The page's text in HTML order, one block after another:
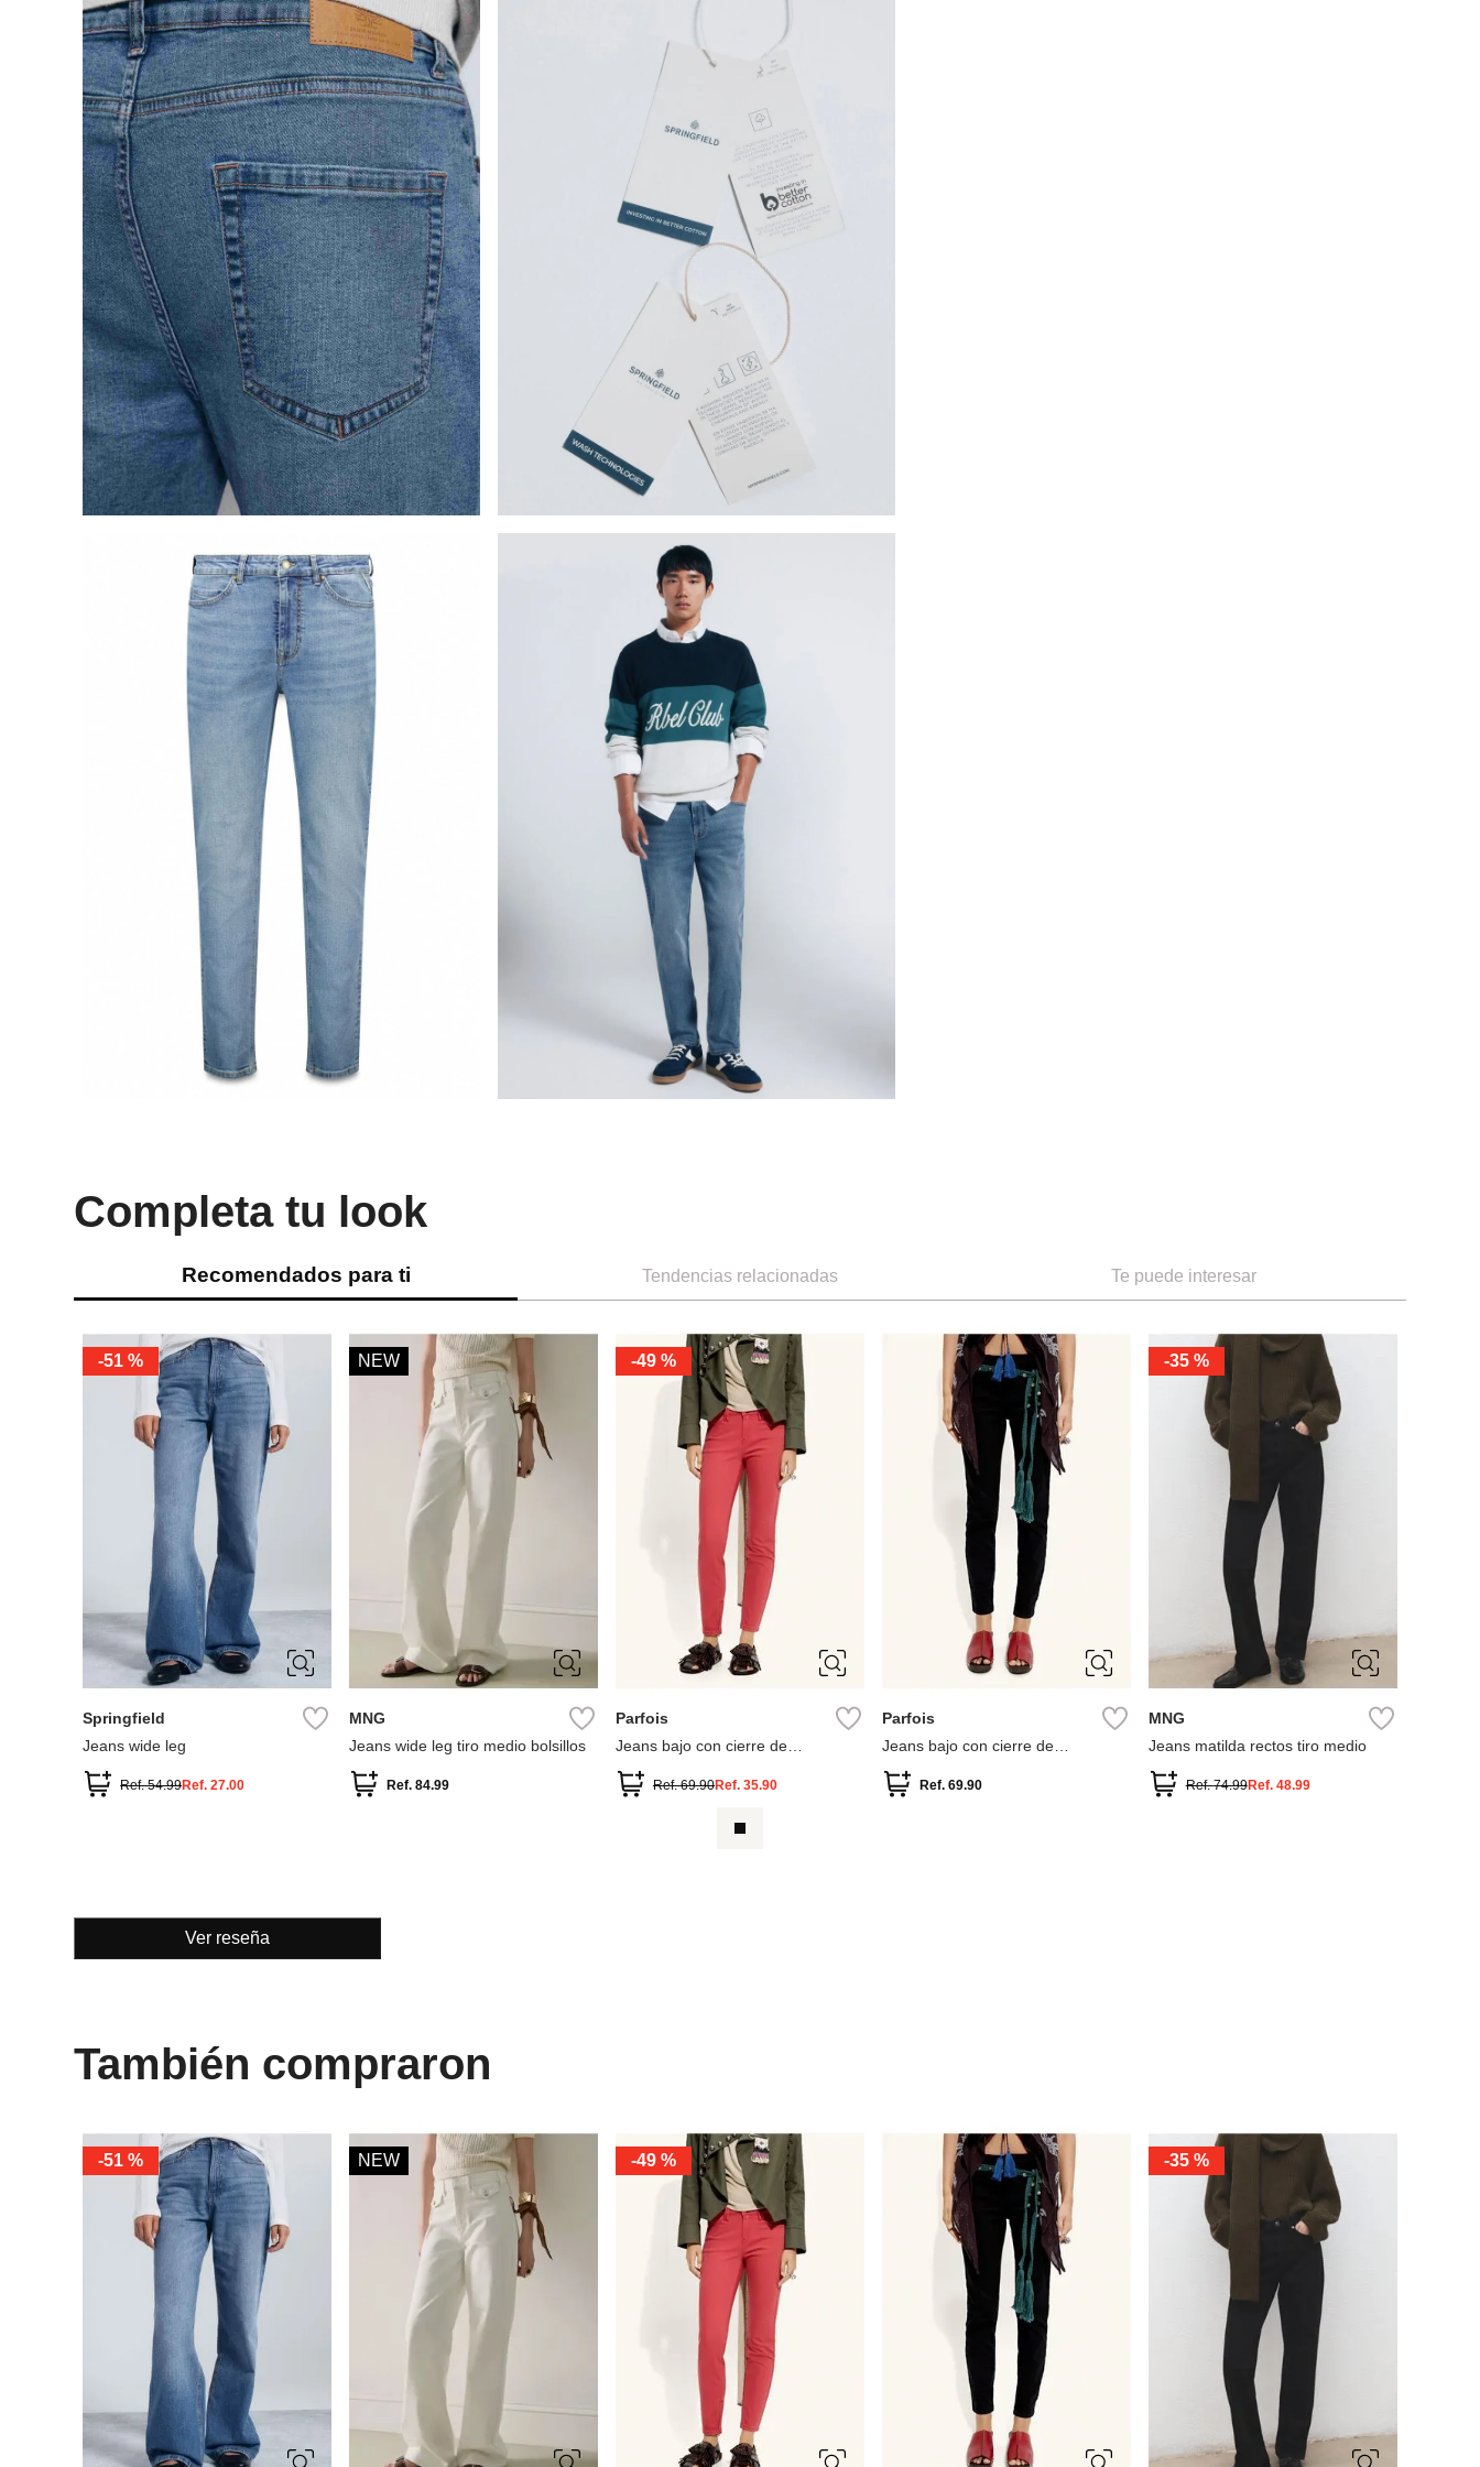
Completa tu look
Recomendados para ti Tendencias relacionadas Te puede interesar
-51 %
34 36 38
40
42
44 46
Springfield
Jeans wide leg
Ref.54.99Ref.27.00
NEW
34 36 38
40
42
MNG
Jeans wide leg tiro medio bolsillos
Ref.84.99
-49 %
36 38
Parfois
Jeans bajo con cierre de
Ref.69.90Ref. 35.90
38 40
Parfois
Jeans bajo con cierre de
Ref. 69.90
-35 %
38
40
MNG
Jeans matilda rectos tiro medio
Ref.74.99Ref. 48.99
Ver reseña
También compraron
-51 %
34 36 38
40
NEW
34 36 38
40
-49 % -35 %
38
40